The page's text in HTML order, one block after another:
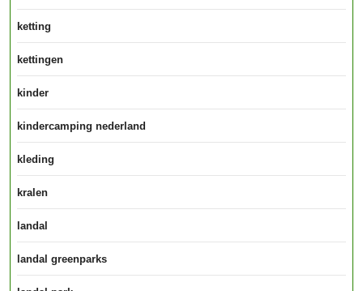
ketting
kettingen
kinder
kindercamping nederland
kleding
kralen
landal
landal greenparks